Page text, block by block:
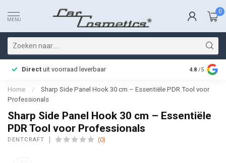
MENU
0
Direct uit voorraad leverbaar Snelle
4.8 /5
Home /
Sharp Side Panel Hook 30 cm – Essentiële PDR Tool voor
Professionals
Sharp Side Panel Hook 30 cm – Essentiële
PDR Tool voor Professionals
DENTCRAFT (0)